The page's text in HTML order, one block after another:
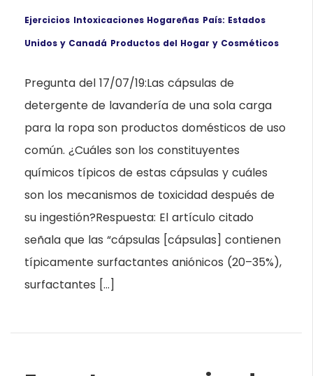
Ejercicios Intoxicaciones Hogareñas País: Estados
Unidos y Canadá Productos del Hogar y Cosméticos
Pregunta del 17/07/19:Las cápsulas de
detergente de lavandería de una sola carga
para la ropa son productos domésticos de uso
común. ¿Cuáles son los constituyentes
químicos típicos de estas cápsulas y cuáles
son los mecanismos de toxicidad después de
su ingestión?Respuesta: El artículo citado
señala que las “cápsulas [cápsulas] contienen
típicamente surfactantes aniónicos (20–35%),
surfactantes […]